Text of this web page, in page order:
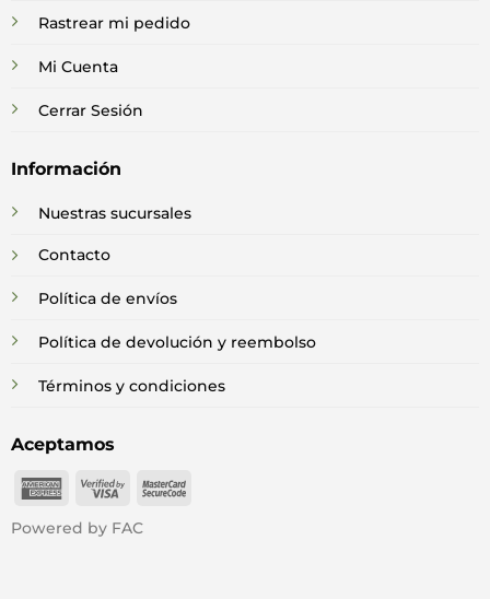
Rastrear mi pedido
Mi Cuenta
Cerrar Sesión
Información
Nuestras sucursales
Contacto
Política de envíos
Política de devolución y reembolso
Términos y condiciones
Aceptamos
American
Visa
MasterCard
Powered by FAC